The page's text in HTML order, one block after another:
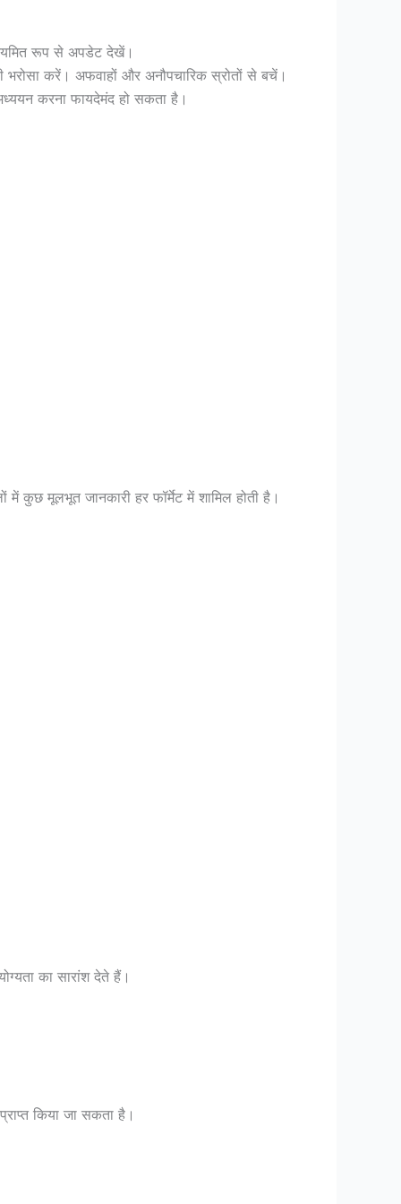
रूप से अपडेट देखें।
भरोसा करें। अफवाहों और अनौपचारिक स्रोतों से बचें।
करना फायदेमंद हो सकता है।
कुछ मूलभूत जानकारी हर फॉर्मेट में शामिल होती है।
का सारांश देते हैं।
किया जा सकता है।